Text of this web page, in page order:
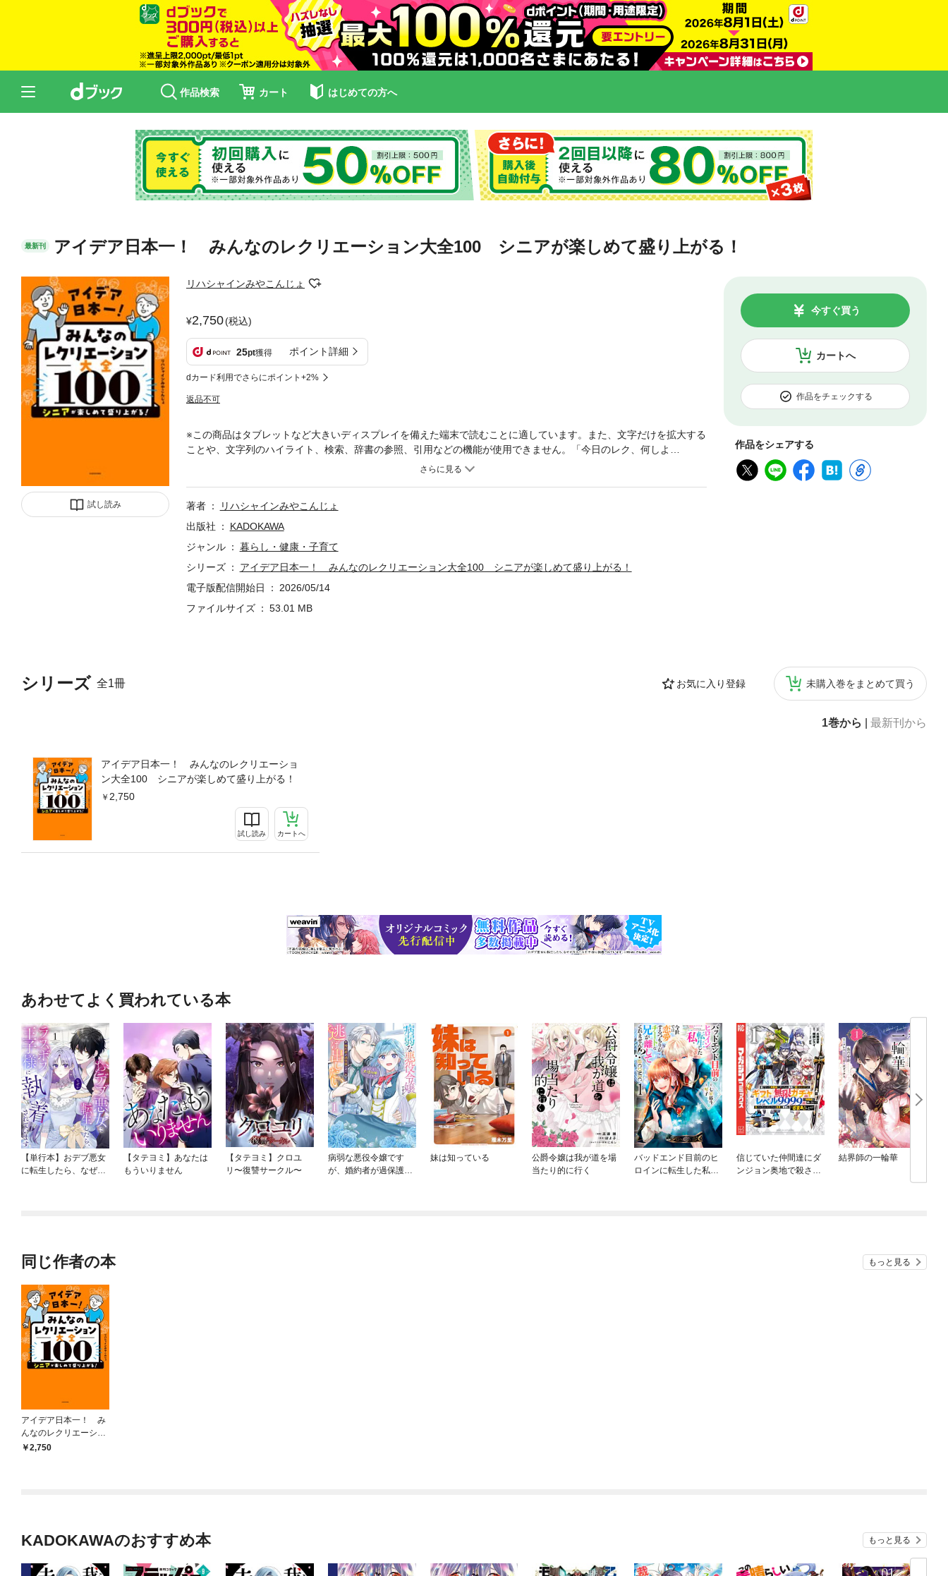
作品検索 カート はじめての方へ
最新刊 アイデア日本一！ みんなのレクリエーション大全100 シニアが楽しめて盛り上がる！
試し読み
リハシャインみやこんじょ
2,750(税込)
25pt獲得 ポイント詳細
dカード利用でさらにポイント+2%
返品不可
カートへ
今すぐ買う
作品をチェックする
作品をシェアする
シリーズ 全1冊 お気に入り登録 未購入巻をまとめて買う
1巻から 最新刊から
アイデア日本一！ みんなのレクリエーショ
ン大全100 シニアが楽しめて盛り上がる！
2,750
試し読み カートへ
※この商品はタブレットなど大きいディスプレイを備えた端末で読むことに適しています。また、文字だけを拡大する
ことや、文字列のハイライト、検索、辞書の参照、引用などの機能が使用できません。「今日のレク、何しよ
う……」と、もう悩まない！SNS総フォロワー数60万人突破！（2026年4月時点） 日本中が大注目！「日本一バズ
年間300以上のレクリエーションを実践し、その様子をSNSで発信し続けている圧倒的人気のデイサービス施設。現場
で何年も試行錯誤し、利用者様が「本気で笑い、夢中になった」厳選のレクを100点紹介します。
著者
リハシャインみやこんじょ
出版社
KADOKAWA
ジャンル
暮らし・健康・子育て
シリーズ
アイデア日本一！ みんなのレクリエーション大全100 シニアが楽しめて盛り上がる！
電子版配信開始日
2026/05/14
ファイルサイズ
53.01 MB
あわせてよく買われている本
【単行本】おデブ悪女
に転生したら、なぜか
【タテヨミ】あなたは
もういりません
【タテヨミ】クロユ
リ〜復讐サークル〜
病弱な悪役令嬢です
が、婚約者が過保護す
妹は知っている
公爵令嬢は我が道を場
当たり的に行く
バッドエンド目前のヒ
ロインに転生した私、
信じていた仲間達にダ
ンジョン奥地で殺され
結界師の一輪華
同じ作者の本 もっと見る
アイデア日本一！ み
んなのレクリエーショ
ン大全100 シニアが
2,750
KADOKAWAのおすすめ本 もっと見る